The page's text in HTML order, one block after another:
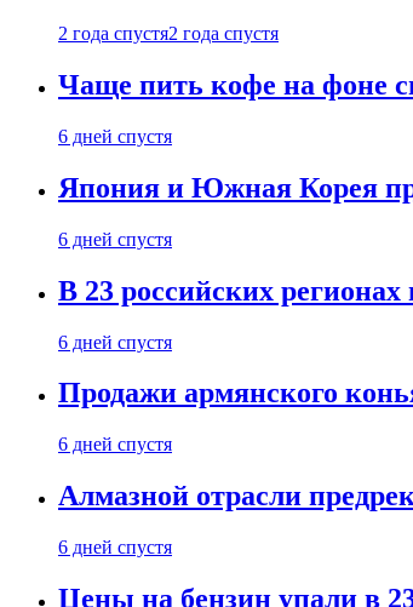
2 года спустя2 года спустя
Чаще пить кофе на фоне
6 дней спустя
Япония и Южная Корея
6 дней спустя
В 23 российских
6 дней спустя
Продажи армянского
6 дней спустя
Алмазной отрасли
6 дней спустя
Цены на бензин упали в